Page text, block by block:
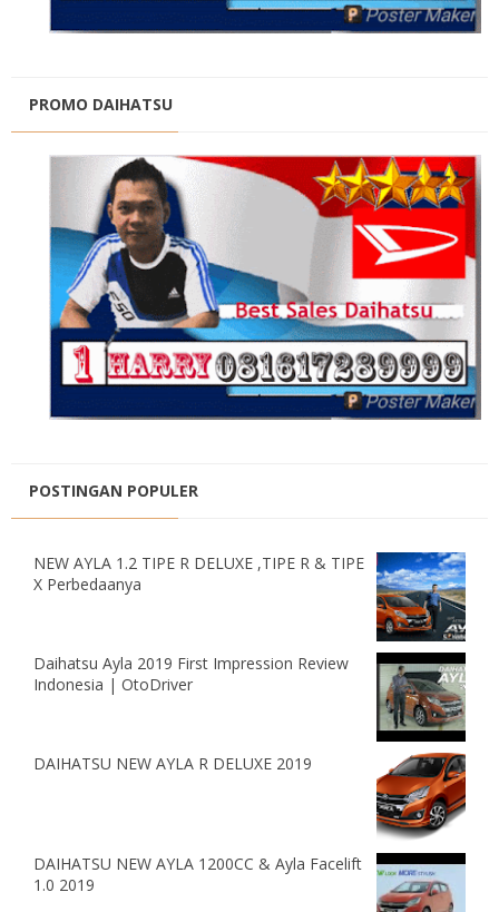
PROMO DAIHATSU
POSTINGAN POPULER
NEW AYLA 1.2 TIPE R DELUXE ,TIPE R & TIPE
X Perbedaanya
Daihatsu Ayla 2019 First Impression Review
Indonesia | OtoDriver
DAIHATSU NEW AYLA R DELUXE 2019
DAIHATSU NEW AYLA 1200CC & Ayla Facelift
1.0 2019